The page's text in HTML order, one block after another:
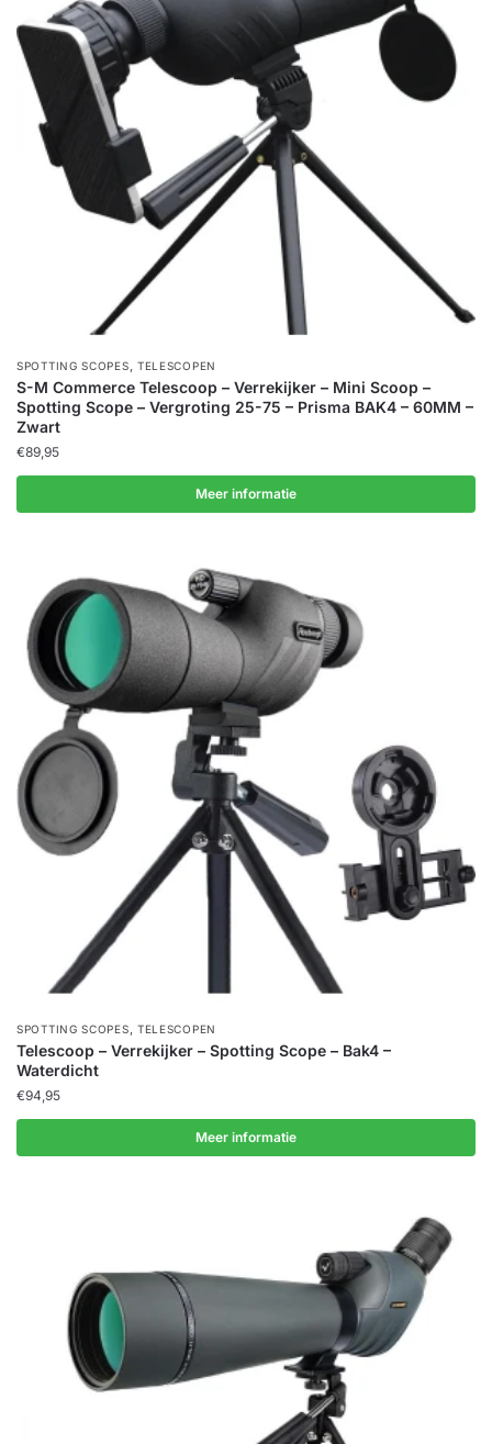
SPOTTING SCOPES TELESCOPEN
S-M Commerce Telescoop – Verrekijker – Mini Scoop –
Spotting Scope – Vergroting 25-75 – Prisma BAK4 – 60MM –
Zwart
€89,95
Meer informatie
SPOTTING SCOPES TELESCOPEN
Telescoop – Verrekijker – Spotting Scope – Bak4 –
Waterdicht
€94,95
Meer informatie